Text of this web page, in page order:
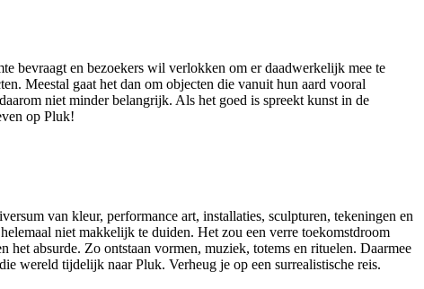
bevraagt en bezoekers wil verlokken om er daadwerkelijk mee te
Meestal gaat het dan om objecten die vanuit hun aard vooral
niet minder belangrijk. Als het goed is spreekt kunst in de
op Pluk!
van kleur, performance art, installaties, sculpturen, tekeningen en
niet makkelijk te duiden. Het zou een verre toekomstdroom
het absurde. Zo ontstaan vormen, muziek, totems en rituelen. Daarmee
wereld tijdelijk naar Pluk. Verheug je op een surrealistische reis.